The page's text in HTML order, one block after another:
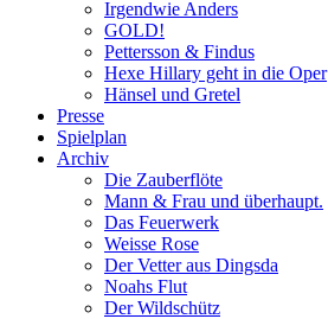
Irgendwie Anders
GOLD!
Pettersson & Findus
Hexe Hillary geht in die Oper
Hänsel und Gretel
Presse
Spielplan
Archiv
Die Zauberflöte
Mann & Frau und überhaupt.
Das Feuerwerk
Weisse Rose
Der Vetter aus Dingsda
Noahs Flut
Der Wildschütz